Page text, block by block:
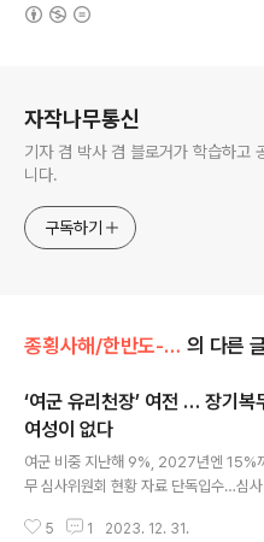
자작나무통신
기자 겸 박사 겸 블로거가 학습하고
니다.
구독하기
종횡사해/한반도-동아시아 의 다른
‘여군 유리천장’ 여전 … 장기복
여성이 없다
여군 비중 지난해 9%, 2027년엔 15%
무 심사위원회 현황 자료 단독입수…심사
절에나 통하는 말이다. 2024년을 바라보
5 1 2023. 12. 31.